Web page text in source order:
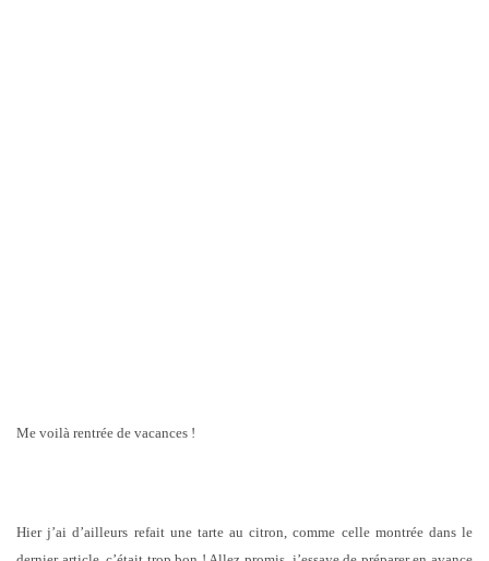
Me voilà rentrée de vacances !
Hier j’ai d’ailleurs refait une tarte au citron, comme celle montrée dans le